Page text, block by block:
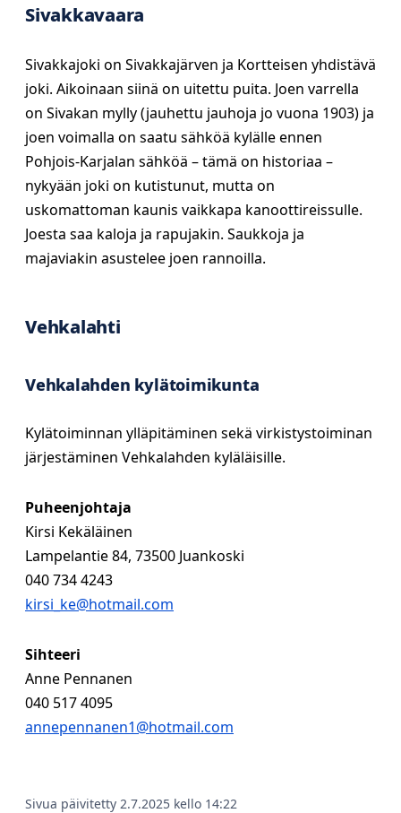
Sivakkavaara
Sivakkajoki on Sivakkajärven ja Kortteisen yhdistävä
joki. Aikoinaan siinä on uitettu puita. Joen varrella
on Sivakan mylly (jauhettu jauhoja jo vuona 1903) ja
joen voimalla on saatu sähköä kylälle ennen
Pohjois-Karjalan sähköä – tämä on historiaa –
nykyään joki on kutistunut, mutta on
uskomattoman kaunis vaikkapa kanoottireissulle.
Joesta saa kaloja ja rapujakin. Saukkoja ja
majaviakin asustelee joen rannoilla.
Vehkalahti
Vehkalahden kylätoimikunta
Kylätoiminnan ylläpitäminen sekä virkistystoiminan
järjestäminen Vehkalahden kyläläisille.
Puheenjohtaja
Kirsi Kekäläinen
Lampelantie 84, 73500 Juankoski
040 734 4243
kirsi_ke@hotmail.com
Sihteeri
Anne Pennanen
040 517 4095
annepennanen1@hotmail.com
Sivua päivitetty 2.7.2025 kello 14:22